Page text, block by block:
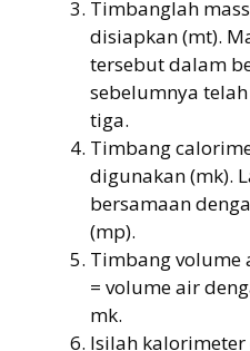
Timbanglah
disiapkan (mt).
tersebut dalam
sebelumnya
tiga.
Timbang
digunakan (mk).
bersamaan
(mp).
Timbang volume
= volume air
mk.
Isilah kalorimeter